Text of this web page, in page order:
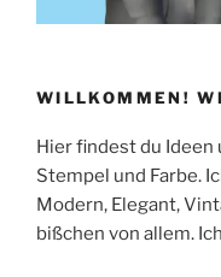
WILLKOMMEN!
Hier findest du Ideen
Stempel und Farbe.
Modern, Elegant,
bißchen von allem.